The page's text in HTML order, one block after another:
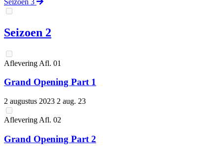
Seizoen 2
Aflevering Afl. 01
Grand Opening Part 1
2 augustus 2023 2 aug. 23
Aflevering Afl. 02
Grand Opening Part 2